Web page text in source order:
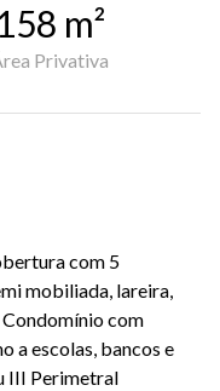
m²
Privativa
com 5
mobiliada, lareira,
com
a escolas, bancos e
III Perimetral